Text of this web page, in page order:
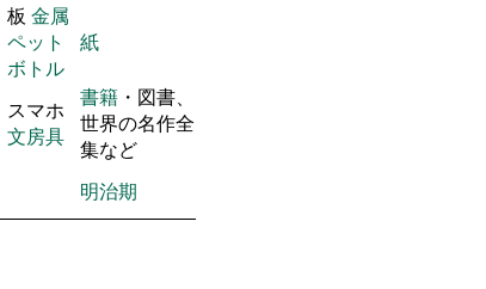
板 金属
ペット
ボトル
紙
スマホ
文房具
書籍 ・図書、
世界の名作全
集など
明治期